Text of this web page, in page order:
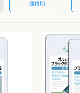
価格順